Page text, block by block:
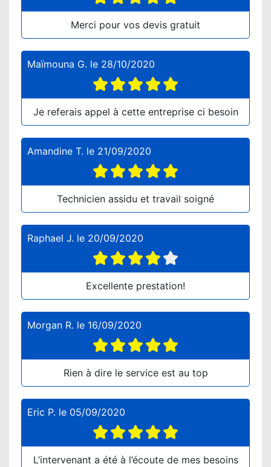
Merci pour vos devis gratuit
Maïmouna G. le 28/10/2020
Je referais appel à cette entreprise ci besoin
Amandine T. le 21/09/2020
Technicien assidu et travail soigné
Raphael J. le 20/09/2020
Excellente prestation!
Morgan R. le 16/09/2020
Rien à dire le service est au top
Eric P. le 05/09/2020
L’intervenant a été à l’écoute de mes besoins